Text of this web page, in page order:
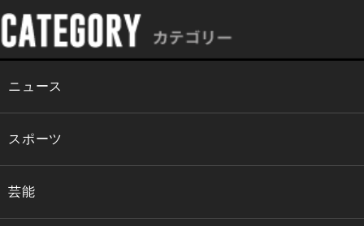
ニュース
スポーツ
芸能